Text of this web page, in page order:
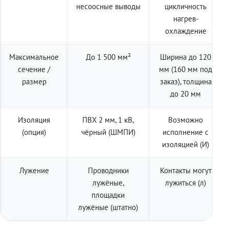
несоосные выводы
цикличность
нагрев-
охлаждение
Максимальное
сечение /
размер
До 1 500 мм²
Ширина до 120
мм (160 мм под
заказ), толщина
до 20 мм
Изоляция
(опция)
ПВХ 2 мм, 1 кВ,
чёрный (ШМПИ)
Возможно
исполнение с
изоляцией (И)
Лужение
Проводники
лужёные,
площадки
лужёные (штатно)
Контакты могут
лужиться (л)